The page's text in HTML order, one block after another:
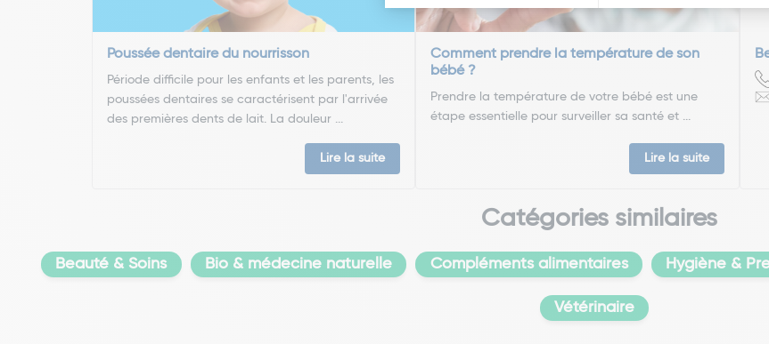
Poussée dentaire du nourrisson
Période difficile pour les enfants et les parents, les
poussées dentaires se caractérisent par l'arrivée
des premières dents de lait. La douleur ...
Lire la suite
Comment prendre la température de son
bébé ?
Prendre la température de votre bébé est une
étape essentielle pour surveiller sa santé et ...
Lire la suite
Catégories similaires
Beauté & Soins Bio & médecine naturelle Compléments alimentaires Hygiène &
Vétérinaire